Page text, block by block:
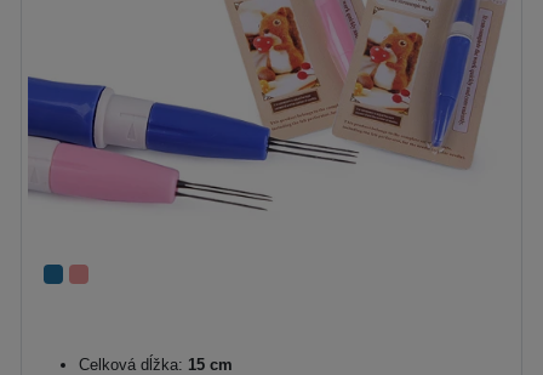
Celková dĺžka: 15 cm